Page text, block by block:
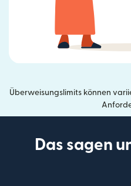
Überweisungslimits können
Das sagen